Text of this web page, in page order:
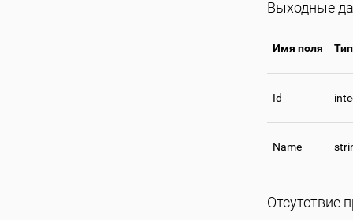
Выходные
Имя поля Тип
Id
Name
Отсутствие